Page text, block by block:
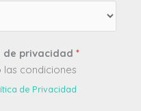
de privacidad *
condiciones
de Privacidad